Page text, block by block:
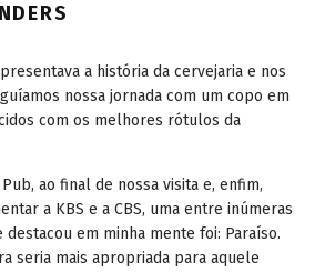
a história da cervejaria e nos
nossa jornada com um copo em
com os melhores rótulos da
ao final de nossa visita e, enfim,
a KBS e a CBS, uma entre inúmeras
em minha mente foi: Paraíso.
seria mais apropriada para aquele